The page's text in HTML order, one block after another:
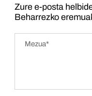
Zure e-posta
Beharrezko